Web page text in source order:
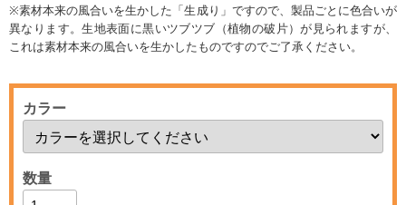
※素材本来の風合いを生かした「生成り」ですので、製品ごとに色合いが
異なります。生地表面に黒いツブツブ（植物の破片）が見られますが、
これは素材本来の風合いを生かしたものですのでご了承ください。
カラー
数量